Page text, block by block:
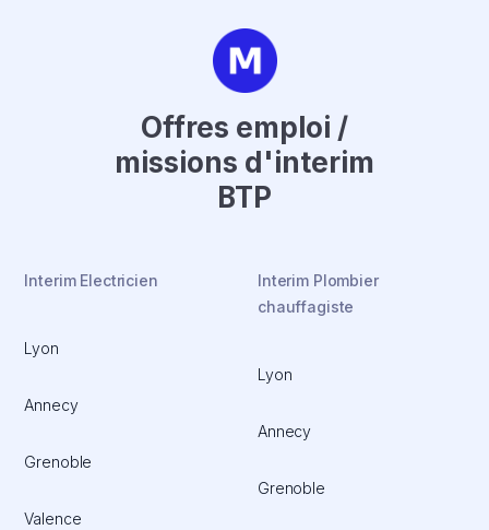
Offres emploi /
missions d'interim
BTP
Interim Electricien
Lyon
Annecy
Grenoble
Valence
Interim Plombier
chauffagiste
Lyon
Annecy
Grenoble